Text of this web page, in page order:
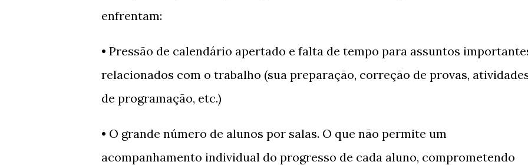
enfrentam:
• Pressão de calendário apertado e falta de tempo para assuntos
relacionados com o trabalho (sua preparação, correção de provas,
de programação, etc.)
• O grande número de alunos por salas. O que não permite um
acompanhamento individual do progresso de cada aluno, comprometendo